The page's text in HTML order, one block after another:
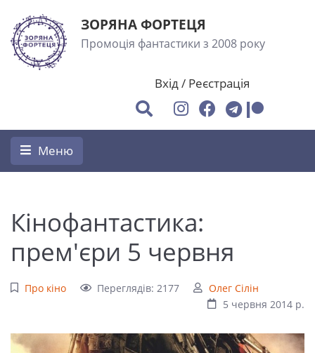
ЗОРЯНА ФОРТЕЦЯ
Промоція фантастики з 2008 року
Вхід/ Реєстрація
Меню
Кінофантастика:
прем'єри 5 червня
Про кіно Переглядів: 2177
Олег Сілін
5 червня 2014 р.